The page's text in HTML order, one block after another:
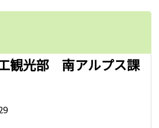
観光部 南アルプス課